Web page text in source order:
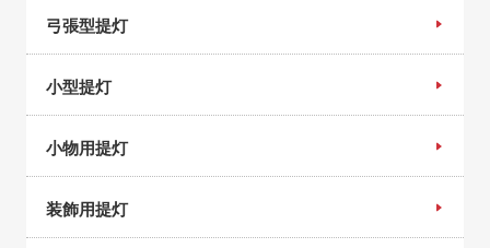
弓張型提灯
小型提灯
小物用提灯
装飾用提灯